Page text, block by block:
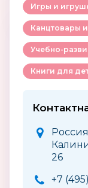
Игры и
26
+7